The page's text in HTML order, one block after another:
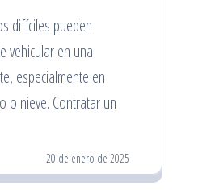
difíciles pueden
vehicular en una
especialmente en
o nieve. Contratar un
20 de enero de 2025